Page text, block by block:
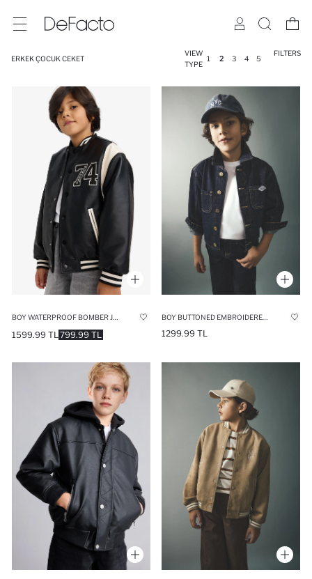
ERKEK ÇOCUK CEKET
VIEW
TYPE
1 2 3 4 5
FILTERS
799.99 TL
1599.99 TL 1299.99 TL